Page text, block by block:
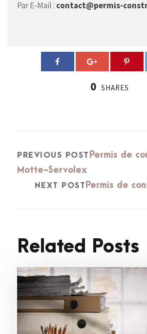
Par E-Mail : contact@permis-
0 SHARES
PREVIOUS POST Permis de
Motte-Servolex
NEXT POST Permis de
Related Posts